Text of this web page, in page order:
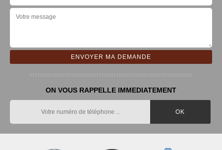
ON VOUS RAPPELLE IMMEDIATEMENT